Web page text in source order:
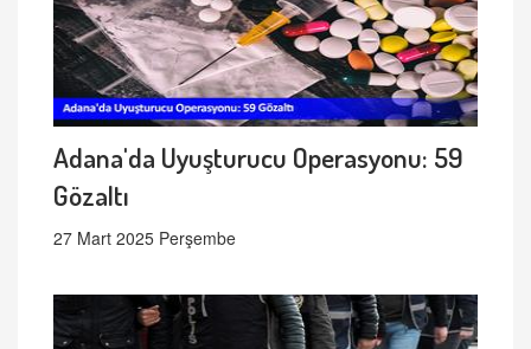
Adana'da Uyuşturucu Operasyonu: 59
Gözaltı
27 Mart 2025 Perşembe